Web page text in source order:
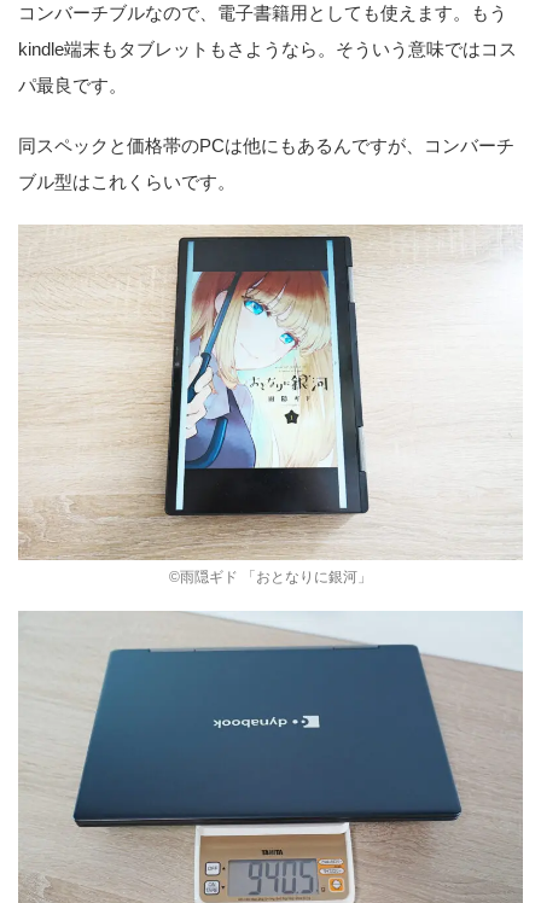
コンバーチブルなので、電子書籍用としても使えます。もう
kindle端末もタブレットもさようなら。そういう意味ではコス
パ最良です。
同スペックと価格帯のPCは他にもあるんですが、コンバーチ
ブル型はこれくらいです。
©雨隠ギド 「おとなりに銀河」